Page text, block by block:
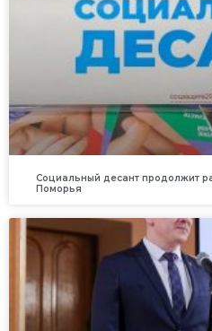
Социальный десант продолжит
Поморья